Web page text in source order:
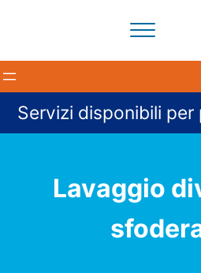
BloomCleaning
Menu
Servizi disponibili per
Lavaggio